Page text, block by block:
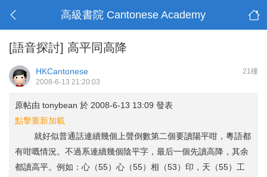
高級書院 Cantonese Academy
[語音探討] 高平同高降
21樓
HKCantonese
2008-6-13 21:20:03
原帖由 tonybean 於 2008-6-13 13:09 發表
點擊重新加載
就好似普通話連續幾個上聲倒數第二個要讀陽平咁，粵語都
有咁嘅情況。不過系連續幾個陰平字，最后一個先讀高降，其余
都讀高平。例如：心（55）心（55）相（53）印，天（55）工